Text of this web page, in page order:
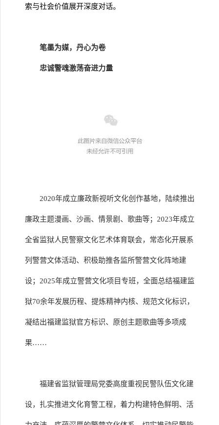
索与社会价值展开深度对话。
笔墨为媒，丹心为卷
忠诚警魂激荡奋进力量
2020年成立廉政新视听文化创作基地，陆续推出
廉政主题漫画、沙画、情景剧、歌曲等；2023年成立
全省监狱人民警察文化艺术体育联会，常态化开展系
列警营文体活动、积极助推各监所警营文化阵地建
设；2025年成立警营文化项目专班，全面总结福建监
狱70余年发展历程、提炼精神内核、规范文化标识，
凝结出福建监狱官方标识、原创主题歌曲等多项成
果……
福建省监狱管理局党委高度重视民警队伍文化建
设，扎实推进文化育警工程，着力构建特色鲜明、活